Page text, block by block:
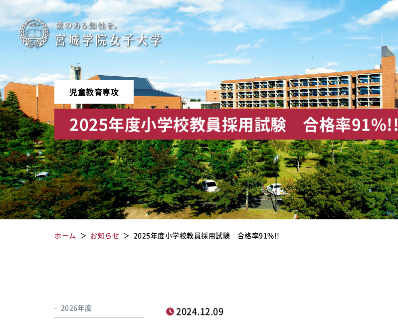
宮
城
学
院
女
子
大
学
児童教育専攻
2025年度小学校教員採用試験 合格率91%!!
ホーム お知らせ 2025年度小学校教員採用試験 合格率91%!!
2024.12.09
2026年度